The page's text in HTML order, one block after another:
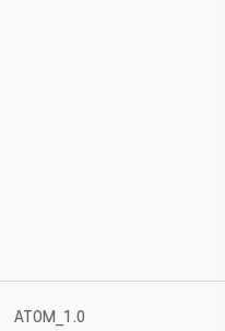
ATOM_1.0